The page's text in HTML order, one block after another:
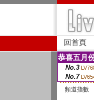
回首頁
恭喜五月
No.3
No.7
頻道指數